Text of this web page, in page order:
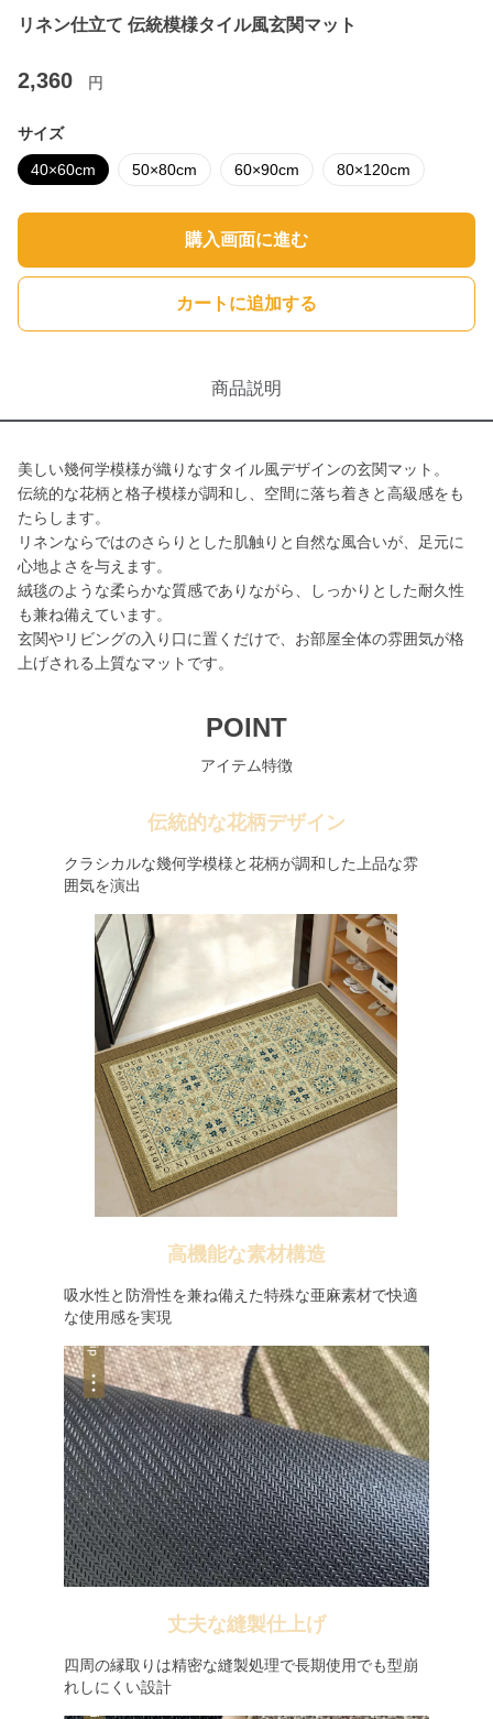
リネン仕立て 伝統模様タイル風玄関マット
2,360 円
サイズ
40×60cm 50×80cm 60×90cm 80×120cm
購入画面に進む
カートに追加する
商品説明
美しい幾何学模様が織りなすタイル風デザインの玄関マット。
伝統的な花柄と格子模様が調和し、空間に落ち着きと高級感をも
たらします。
リネンならではのさらりとした肌触りと自然な風合いが、足元に
心地よさを与えます。
絨毯のような柔らかな質感でありながら、しっかりとした耐久性
も兼ね備えています。
玄関やリビングの入り口に置くだけで、お部屋全体の雰囲気が格
上げされる上質なマットです。
POINT
アイテム特徴
伝統的な花柄デザイン
クラシカルな幾何学模様と花柄が調和した上品な雰
囲気を演出
高機能な素材構造
吸水性と防滑性を兼ね備えた特殊な亜麻素材で快適
な使用感を実現
丈夫な縫製仕上げ
四周の縁取りは精密な縫製処理で長期使用でも型崩
れしにくい設計